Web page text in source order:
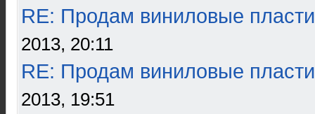
RE: Продам виниловые
2013, 20:11
RE: Продам виниловые
2013, 19:51